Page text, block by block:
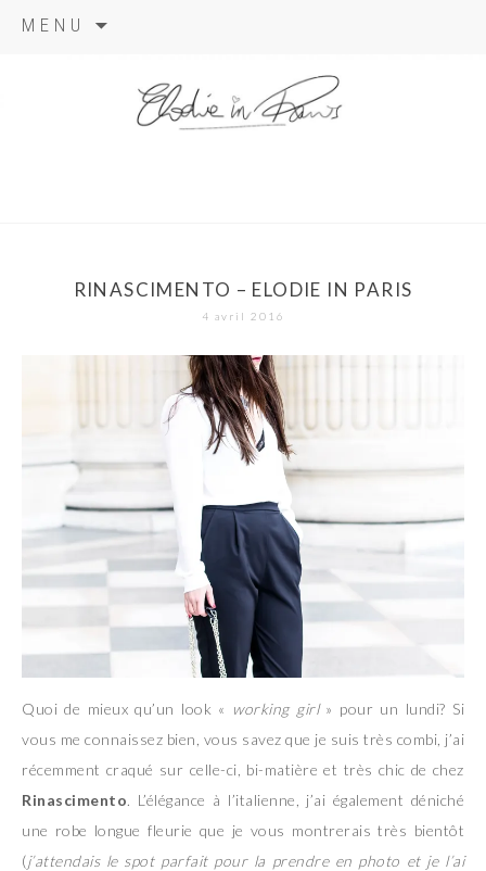
MENU
RINASCIMENTO – ELODIE IN PARIS
4 avril 2016
Quoi de mieux qu’un look « working girl» pour un lundi? Si
vous me connaissez bien, vous savez que je suis très combi, j’ai
récemment craqué sur celle-ci, bi-matière et très chic de chez
Rinascimento. L’élégance à l’italienne, j’ai également déniché
une robe longue fleurie que je vous montrerais très bientôt
(j’attendais le spot parfait pour la prendre en photo et je l’ai